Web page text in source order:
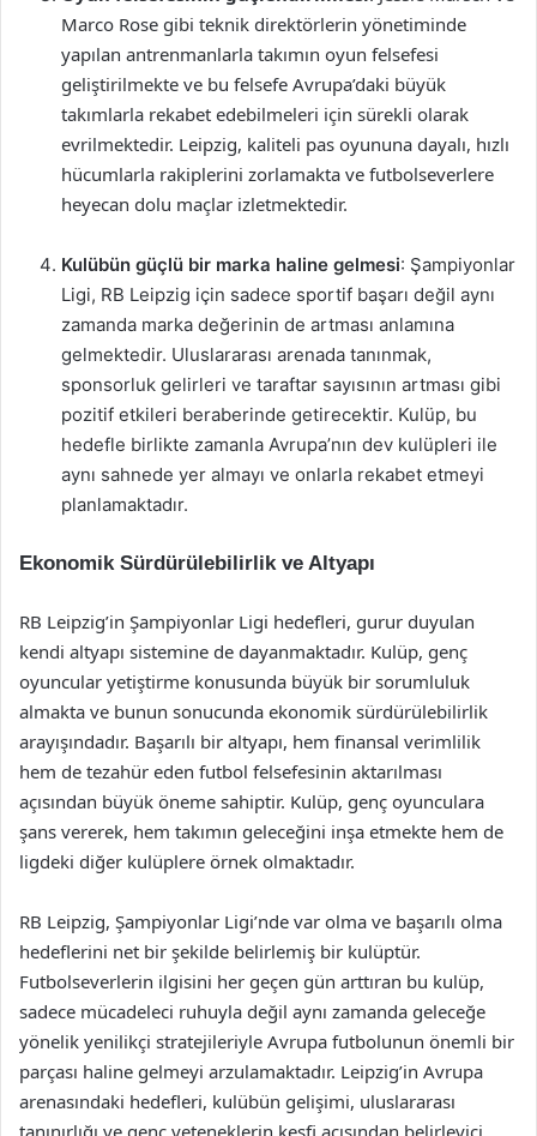
Marco Rose gibi teknik direktörlerin yönetiminde
yapılan antrenmanlarla takımın oyun felsefesi
geliştirilmekte ve bu felsefe Avrupa’daki büyük
takımlarla rekabet edebilmeleri için sürekli olarak
evrilmektedir. Leipzig, kaliteli pas oyununa dayalı, hızlı
hücumlarla rakiplerini zorlamakta ve futbolseverlere
heyecan dolu maçlar izletmektedir.
Kulübün güçlü bir marka haline gelmesi: Şampiyonlar
Ligi, RB Leipzig için sadece sportif başarı değil aynı
zamanda marka değerinin de artması anlamına
gelmektedir. Uluslararası arenada tanınmak,
sponsorluk gelirleri ve taraftar sayısının artması gibi
pozitif etkileri beraberinde getirecektir. Kulüp, bu
hedefle birlikte zamanla Avrupa’nın dev kulüpleri ile
aynı sahnede yer almayı ve onlarla rekabet etmeyi
planlamaktadır.
Ekonomik Sürdürülebilirlik ve Altyapı
RB Leipzig’in Şampiyonlar Ligi hedefleri, gurur duyulan
kendi altyapı sistemine de dayanmaktadır. Kulüp, genç
oyuncular yetiştirme konusunda büyük bir sorumluluk
almakta ve bunun sonucunda ekonomik sürdürülebilirlik
arayışındadır. Başarılı bir altyapı, hem finansal verimlilik
hem de tezahür eden futbol felsefesinin aktarılması
açısından büyük öneme sahiptir. Kulüp, genç oyunculara
şans vererek, hem takımın geleceğini inşa etmekte hem de
ligdeki diğer kulüplere örnek olmaktadır.
RB Leipzig, Şampiyonlar Ligi’nde var olma ve başarılı olma
hedeflerini net bir şekilde belirlemiş bir kulüptür.
Futbolseverlerin ilgisini her geçen gün arttıran bu kulüp,
sadece mücadeleci ruhuyla değil aynı zamanda geleceğe
yönelik yenilikçi stratejileriyle Avrupa futbolunun önemli bir
parçası haline gelmeyi arzulamaktadır. Leipzig’in Avrupa
arenasındaki hedefleri, kulübün gelişimi, uluslararası
tanınırlığı ve genç yeteneklerin keşfi açısından belirleyici